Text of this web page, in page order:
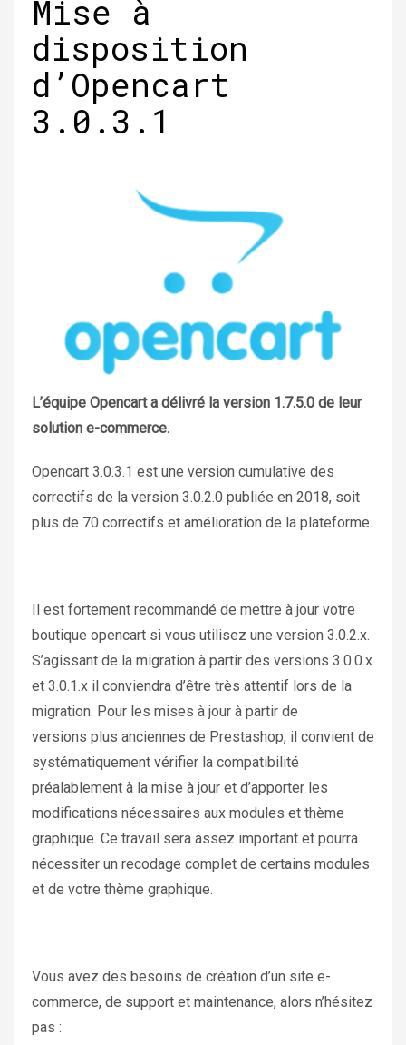
Mise à
disposition
d’Opencart
3.0.3.1
L’équipe Opencart a délivré la version 1.7.5.0 de leur
solution e-commerce.
Opencart 3.0.3.1 est une version cumulative des
correctifs de la version 3.0.2.0 publiée en 2018, soit
plus de 70 correctifs et amélioration de la plateforme.
Il est fortement recommandé de mettre à jour votre
boutique opencart si vous utilisez une version 3.0.2.x.
S’agissant de la migration à partir des versions 3.0.0.x
et 3.0.1.x il conviendra d’être très attentif lors de la
migration. Pour les mises à jour à partir de
versions plus anciennes de Prestashop, il convient de
systématiquement vérifier la compatibilité
préalablement à la mise à jour et d’apporter les
modifications nécessaires aux modules et thème
graphique. Ce travail sera assez important et pourra
nécessiter un recodage complet de certains modules
et de votre thème graphique.
Vous avez des besoins de création d’un site e-
commerce, de support et maintenance, alors n’hésitez
pas :